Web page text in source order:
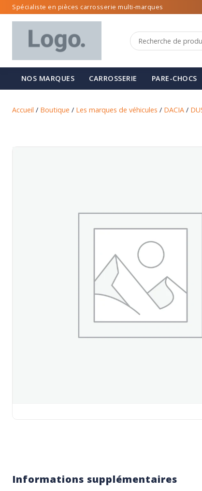
Spécialiste en pièces carrosserie multi-marques
NOS MARQUES CARROSSERIE PARE-CHOCS
Accueil / Boutique / Les marques de véhicules / DACIA /
Informations supplémentaires